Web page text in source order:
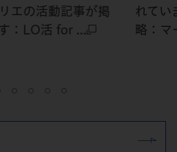
エの活動記事が掲
：LO活 for ...
れてい
略：